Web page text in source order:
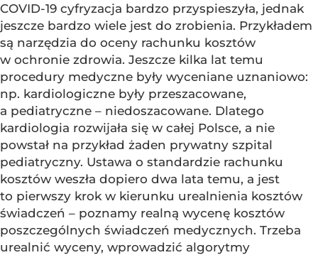
COVID-19 cyfryzacja bardzo przyspieszyła, jednak
jeszcze bardzo wiele jest do zrobienia. Przykładem
są narzędzia do oceny rachunku kosztów
w ochronie zdrowia. Jeszcze kilka lat temu
procedury medyczne były wyceniane uznaniowo:
np. kardiologiczne były przeszacowane,
a pediatryczne – niedoszacowane. Dlatego
kardiologia rozwijała się w całej Polsce, a nie
powstał na przykład żaden prywatny szpital
pediatryczny. Ustawa o standardzie rachunku
kosztów weszła dopiero dwa lata temu, a jest
to pierwszy krok w kierunku urealnienia kosztów
świadczeń – poznamy realną wycenę kosztów
poszczególnych świadczeń medycznych. Trzeba
urealnić wyceny, wprowadzić algorytmy